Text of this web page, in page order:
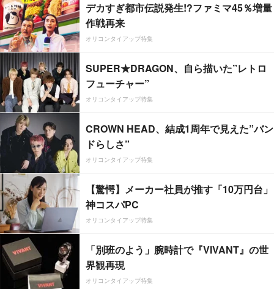
デカすぎ都市伝説発生!?ファミマ45％増量
作戦再来
オリコンタイアップ特集
SUPER★DRAGON、自ら描いた”レトロ
フューチャー”
オリコンタイアップ特集
CROWN HEAD、結成1周年で見えた”バン
ドらしさ”
オリコンタイアップ特集
【驚愕】メーカー社員が推す「10万円台」
神コスパPC
オリコンタイアップ特集
「別班のよう」腕時計で『VIVANT』の世
界観再現
オリコンタイアップ特集